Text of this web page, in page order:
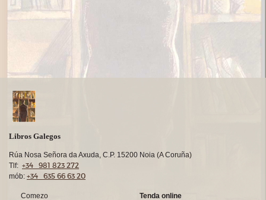
Libros Galegos
Rúa Nosa Señora da Axuda, C.P. 15200 Noia (A Coruña)
Tlf: +34 981 823 272
mób: +34 635 66 63 20
Comezo Tenda online